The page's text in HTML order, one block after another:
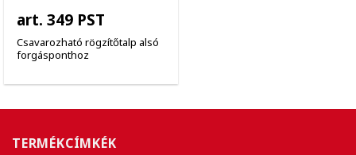
art. 349 PST
Csavarozható rögzítőtalp alsó
forgásponthoz
TERMÉKCÍMKÉK